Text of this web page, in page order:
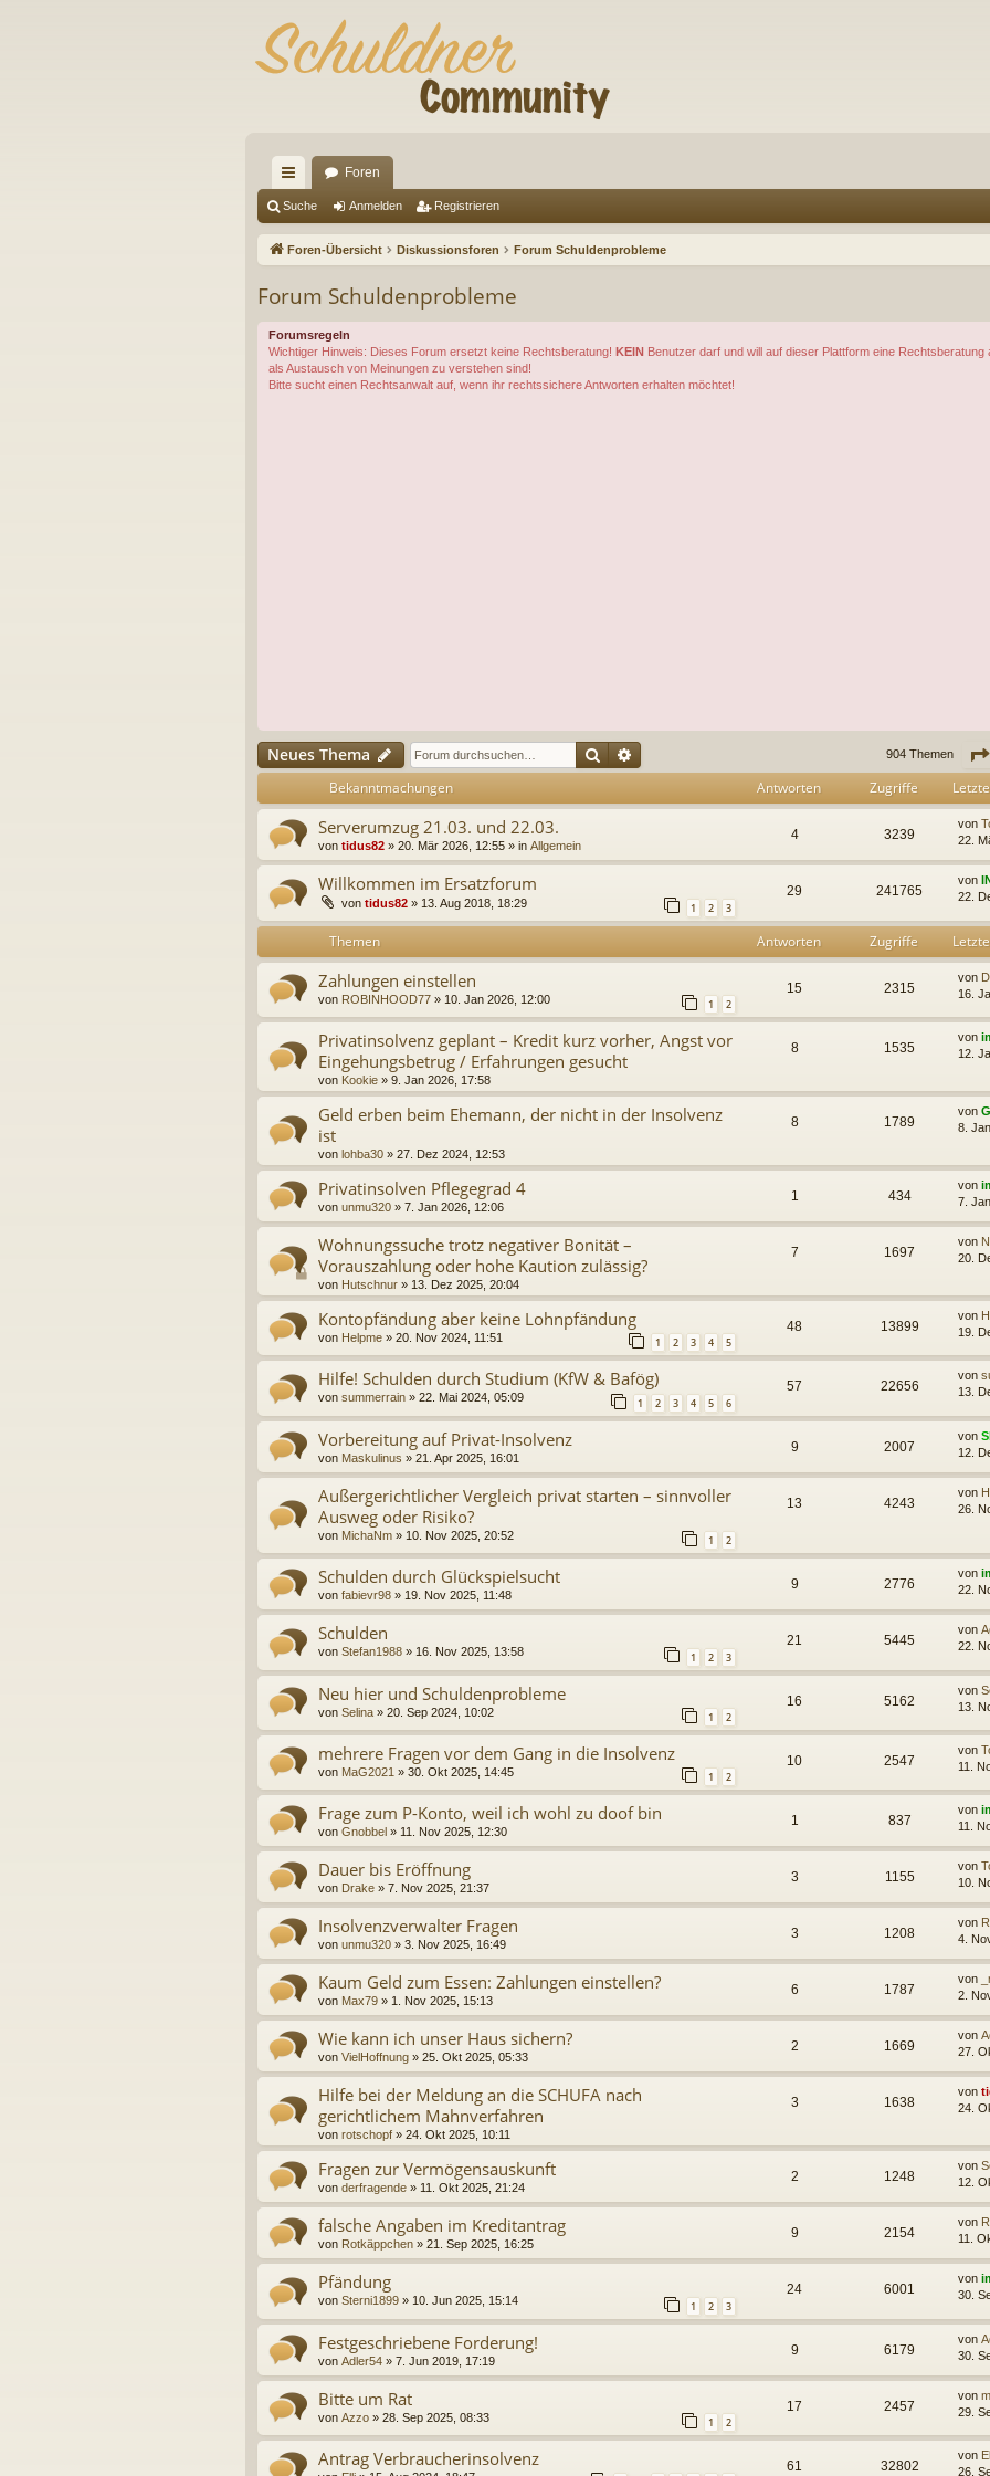
ch
ne
ug
riff
Foren
Suche Anmelden Registrieren
Foren-Übersicht Diskussionsforen Forum Schuldenprobleme
Forum Schuldenprobleme
Forumsregeln
Wichtiger Hinweis: Dieses Forum ersetzt keine Rechtsberatung! KEIN Benutzer darf und will auf dieser Plattform eine
als Austausch von Meinungen zu verstehen sind!
Bitte sucht einen Rechtsanwalt auf, wenn ihr rechtssichere Antworten erhalten möchtet!
Neues Thema Suche 904 Themen
Bekanntmachungen Antworten Zugriffe
Serverumzug 21.03. und 22.03.
von tidus82 » 20. Mär 2026, 12:55 » in Allgemein
4 3239
von
22.
Willkommen im Ersatzforum
von tidus82 » 13. Aug 2018, 18:29 1 2 3
29 241765
von
22.
Themen Antworten Zugriffe
Zahlungen einstellen
von ROBINHOOD77 » 10. Jan 2026, 12:00 1 2
15 2315
von
16.
Privatinsolvenz geplant – Kredit kurz vorher, Angst vor
Eingehungsbetrug / Erfahrungen gesucht
von Kookie » 9. Jan 2026, 17:58
8 1535
von
12.
Geld erben beim Ehemann, der nicht in der Insolvenz
ist
von lohba30 » 27. Dez 2024, 12:53
8 1789
von
8.
Privatinsolven Pflegegrad 4
von unmu320 » 7. Jan 2026, 12:06
1 434
von
7.
Wohnungssuche trotz negativer Bonität –
Vorauszahlung oder hohe Kaution zulässig?
von Hutschnur » 13. Dez 2025, 20:04
7 1697
von
20.
Kontopfändung aber keine Lohnpfändung
von Helpme » 20. Nov 2024, 11:51 1 2 3 4 5
48 13899
von
19.
Hilfe! Schulden durch Studium (KfW & Bafög)
von summerrain » 22. Mai 2024, 05:09 1 2 3 4 5 6
57 22656
von
13.
Vorbereitung auf Privat-Insolvenz
von Maskulinus » 21. Apr 2025, 16:01
9 2007
von
12.
Außergerichtlicher Vergleich privat starten – sinnvoller
Ausweg oder Risiko?
von MichaNm » 10. Nov 2025, 20:52 1 2
13 4243
von
26.
Schulden durch Glückspielsucht
von fabievr98 » 19. Nov 2025, 11:48
9 2776
von
22.
Schulden
von Stefan1988 » 16. Nov 2025, 13:58 1 2 3
21 5445
von
22.
Neu hier und Schuldenprobleme
von Selina » 20. Sep 2024, 10:02 1 2
16 5162
von
13.
mehrere Fragen vor dem Gang in die Insolvenz
von MaG2021 » 30. Okt 2025, 14:45 1 2
10 2547
von
11.
Frage zum P-Konto, weil ich wohl zu doof bin
von Gnobbel » 11. Nov 2025, 12:30
1 837
von
11.
Dauer bis Eröffnung
von Drake » 7. Nov 2025, 21:37
3 1155
von
10.
Insolvenzverwalter Fragen
von unmu320 » 3. Nov 2025, 16:49
3 1208
von
4.
Kaum Geld zum Essen: Zahlungen einstellen?
von Max79 » 1. Nov 2025, 15:13
6 1787
von
2.
Wie kann ich unser Haus sichern?
von VielHoffnung » 25. Okt 2025, 05:33
2 1669
von
27.
Hilfe bei der Meldung an die SCHUFA nach
gerichtlichem Mahnverfahren
von rotschopf » 24. Okt 2025, 10:11
3 1638
von
24.
Fragen zur Vermögensauskunft
von derfragende » 11. Okt 2025, 21:24
2 1248
von
12.
falsche Angaben im Kreditantrag
von Rotkäppchen » 21. Sep 2025, 16:25
9 2154
von
11.
Pfändung
von Sterni1899 » 10. Jun 2025, 15:14 1 2 3
24 6001
von
30.
Festgeschriebene Forderung!
von Adler54 » 7. Jun 2019, 17:19
9 6179
von
30.
Bitte um Rat
von Azzo » 28. Sep 2025, 08:33 1 2
17 2457
von
29.
Antrag Verbraucherinsolvenz 61 32802
von
26.